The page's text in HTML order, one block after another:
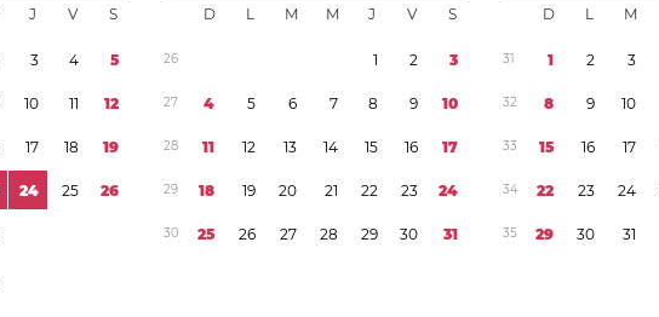
J V S
3 4 5
10 11 12
17 18 19
24 25 26
D L M M J V S
26 1 2 3
27 4 5 6 7 8 9 10
28 11 12 13 14 15 16 17
29 18 19 20 21 22 23 24
30 25 26 27 28 29 30 31
D L M
31 1 2 3
32 8 9 10
33 15 16 17
34 22 23 24
35 29 30 31